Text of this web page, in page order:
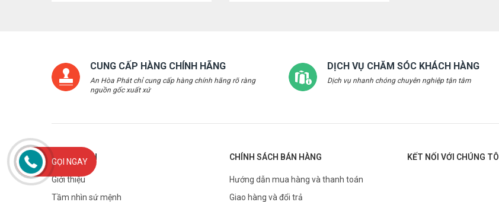
CUNG CẤP HÀNG CHÍNH HÃNG
An Hòa Phát chỉ cung cấp hàng chính hãng rõ ràng
nguồn gốc xuất xứ
DỊCH VỤ CHĂM SÓC KHÁCH HÀNG
Dịch vụ nhanh chóng chuyên nghiệp tận tâm
THÔNG TIN
Giới thiệu
Tầm nhìn sứ mệnh
CHÍNH SÁCH BÁN HÀNG
Hướng dẫn mua hàng và thanh toán
Giao hàng và đổi trả
KẾT NỐI VỚI CHÚNG TÔI
GỌI NGAY